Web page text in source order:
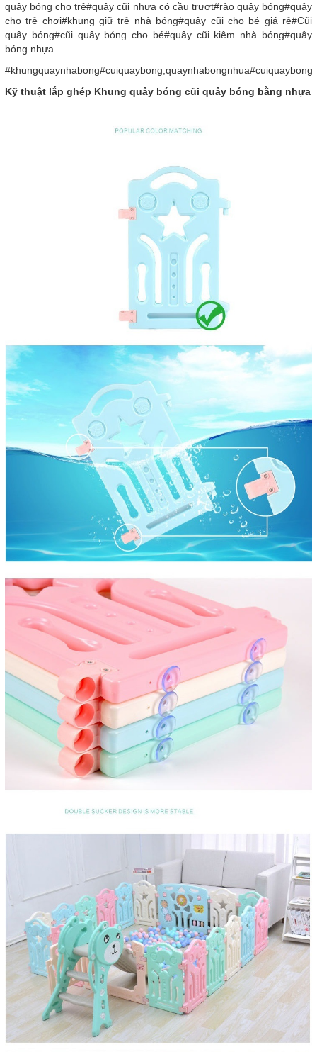
quây bóng cho trẻ#quây cũi nhựa có cầu trượt#rào quây bóng#quây
cho trẻ chơi#khung giữ trẻ nhà bóng#quây cũi cho bé giá rẻ#Cũi
quây bóng#cũi quây bóng cho bé#quây cũi kiêm nhà bóng#quây
bóng nhựa
Kỹ thuật lắp ghép Khung quây bóng cũi quây bóng bằng nhựa